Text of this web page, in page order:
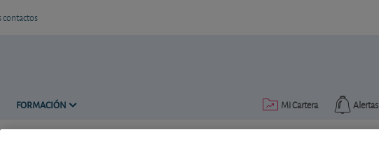
contactos
FORMACIÓN Alertas
Mi Cartera